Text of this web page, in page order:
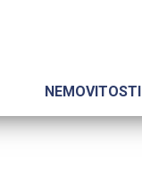
NEMOVITOSTI